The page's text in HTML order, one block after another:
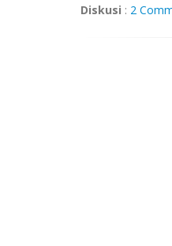
Diskusi : 2